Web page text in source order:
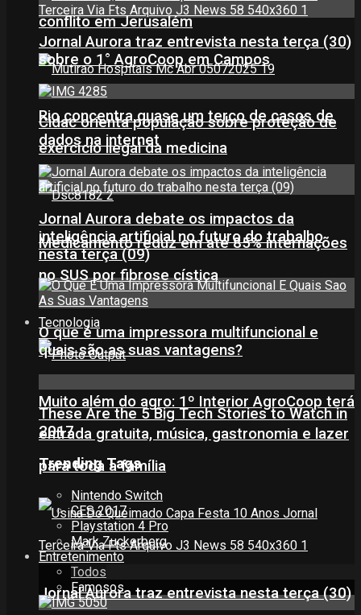
conflito em Jerusalém
Rio concentra quase um terço de casos de
exercício ilegal da medicina
Medicamento reduz em até 85% internações
no SUS por fibrose cística
Tecnologia
Muito além do agro: 1º Interior AgroCoop terá
entrada gratuita, música, gastronomia e lazer
para toda a família
Jornal Aurora traz entrevista nesta terça (30)
Jornal Aurora traz entrevista nesta terça (30)
sobre o 1° AgroCoop em Campos
Cidac orienta população sobre proteção de
dados na internet
Jornal Aurora debate os impactos da
inteligência artificial no futuro do trabalho
nesta terça (09)
O que é uma impressora multifuncional e
quais são as suas vantagens?
These Are the 5 Big Tech Stories to Watch in
2017
Trending Tags
Nintendo Switch
CES 2017
Playstation 4 Pro
Mark Zuckerberg
Entretenimento
Todos
Famosos